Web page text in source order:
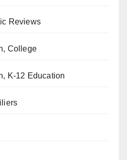
Reviews
College
K-12 Education